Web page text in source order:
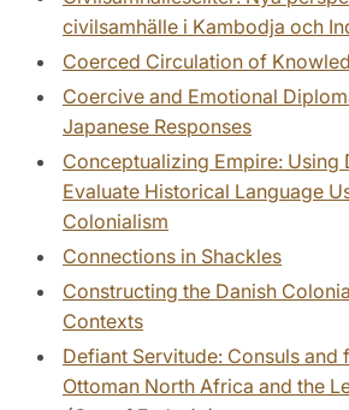
civilsamhälle i Kambodja och
Coerced Circulation of
Coercive and Emotional
Japanese Responses
Conceptualizing Empire: Using
Evaluate Historical Language
Colonialism
Connections in Shackles
Constructing the Danish
Contexts
Defiant Servitude: Consuls and
Ottoman North Africa and the